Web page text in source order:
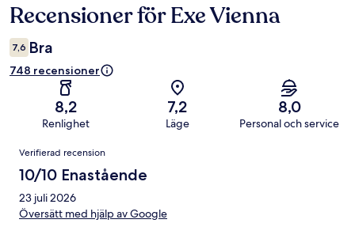
Recensioner
Recensioner för Exe Vienna
7,6 Bra
748 recensioner
8,2
Renlighet
7,2
Läge
8,0
Personal och service
Recensioner
Verifierad recension
10/10 Enastående
23 juli 2026
Översätt med hjälp av Google